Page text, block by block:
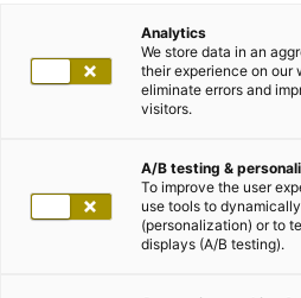
Analytics
We store data in an
their experience on our
eliminate errors and
visitors.
A/B testing &
To improve the user
use tools to
(personalization) or to
displays (A/B testing).